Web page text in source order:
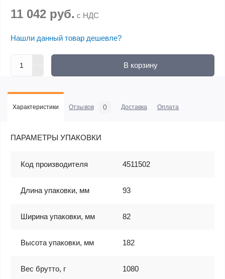
11 042 руб. с НДС
Нашли данный товар дешевле?
В корзину
Характеристики Отзывов 0 Доставка Оплата
ПАРАМЕТРЫ УПАКОВКИ
Код производителя 4511502
Длина упаковки, мм 93
Ширина упаковки, мм 82
Высота упаковки, мм 182
Вес брутто, г 1080